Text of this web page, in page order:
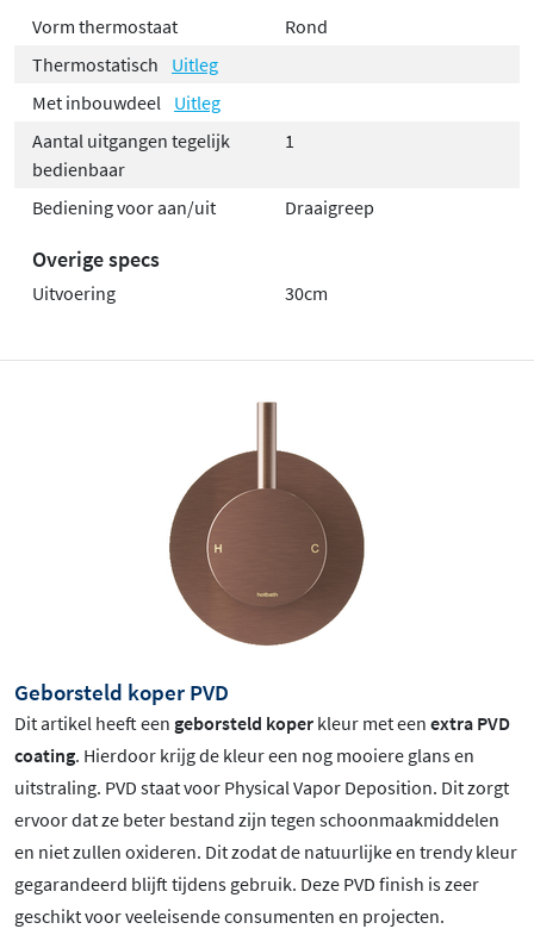
Vorm thermostaat
Rond
Thermostatisch
Uitleg
Met inbouwdeel
Uitleg
Aantal uitgangen tegelijk
bedienbaar
1
Bediening voor aan/uit Draaigreep
Overige specs
Uitvoering 30cm
Geborsteld koper PVD
Dit artikel heeft een geborsteld koper kleur met een extra PVD
coating. Hierdoor krijg de kleur een nog mooiere glans en
uitstraling. PVD staat voor Physical Vapor Deposition. Dit zorgt
ervoor dat ze beter bestand zijn tegen schoonmaakmiddelen
en niet zullen oxideren. Dit zodat de natuurlijke en trendy kleur
gegarandeerd blijft tijdens gebruik. Deze PVD finish is zeer
geschikt voor veeleisende consumenten en projecten.